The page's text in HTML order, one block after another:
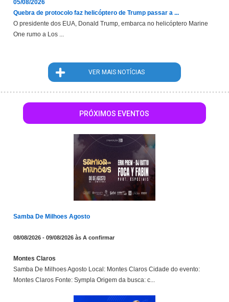
05/08/2026
Quebra de protocolo faz helicóptero de Trump passar a ...
O presidente dos EUA, Donald Trump, embarca no helicóptero Marine
One rumo a Los ...
VER MAIS NOTÍCIAS
PRÓXIMOS EVENTOS
Samba De Milhoes Agosto
08/08/2026 - 09/08/2026 às A confirmar
Montes Claros
Samba De Milhoes Agosto Local: Montes Claros Cidade do evento:
Montes Claros Fonte: Sympla Origem da busca: c...